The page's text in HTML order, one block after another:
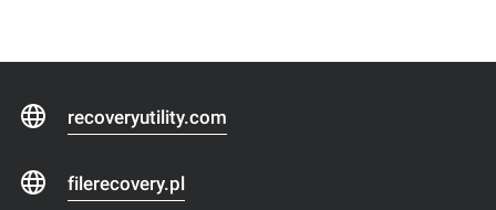
recoveryutility.com
filerecovery.pl